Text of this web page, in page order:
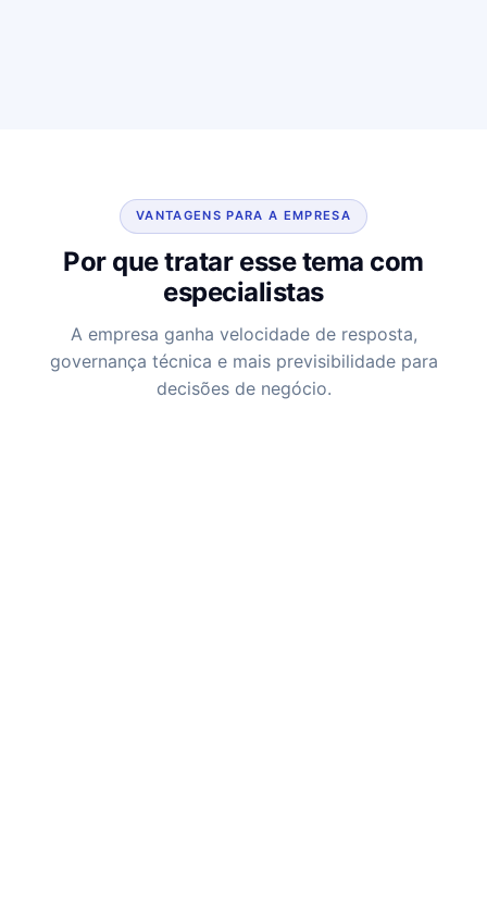
VANTAGENS PARA A EMPRESA
Por que tratar esse tema com
especialistas
A empresa ganha velocidade de resposta,
governança técnica e mais previsibilidade para
decisões de negócio.